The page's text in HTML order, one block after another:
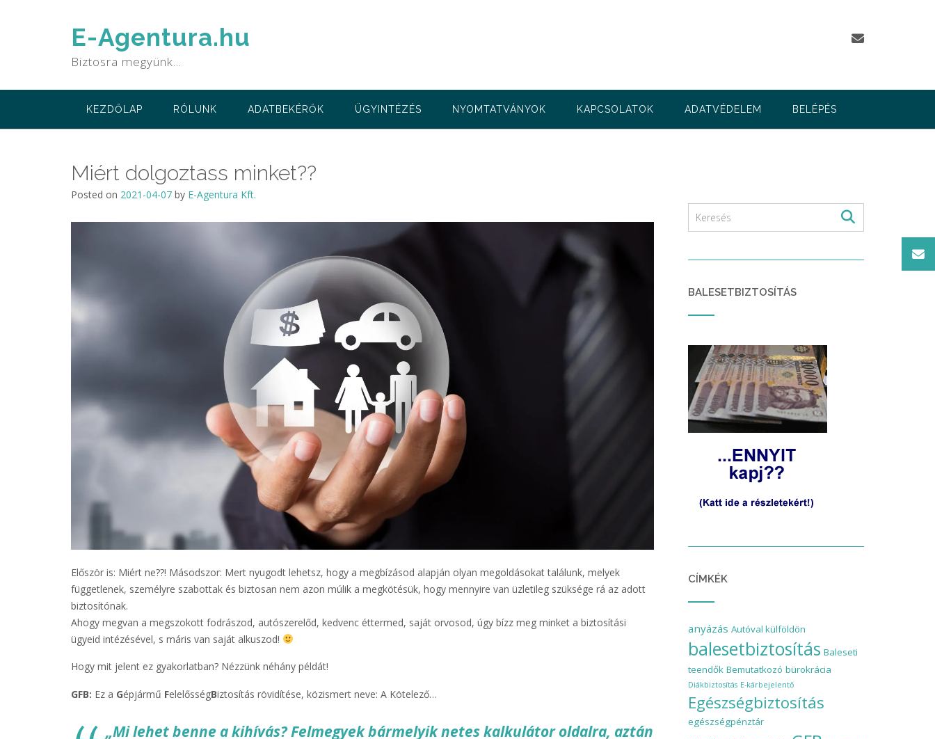
E-Agentura.hu
Biztosra megyünk…
KEZDŐLAP RÓLUNK ADATBEKÉRŐK ÜGYINTÉZÉS NYOMTATVÁNYOK KAPCSOLATOK ADATVÉDELEM BELÉPÉS
Miért dolgoztass minket??
Posted on 2021-04-07 by E-Agentura Kft.
Először is: Miért ne??! Másodszor: Mert nyugodt lehetsz, hogy a megbízásod alapján olyan megoldásokat találunk, melyek
függetlenek, személyre szabottak és biztosan nem azon múlik a megkötésük, hogy mennyire van üzletileg szüksége rá az adott
biztosítónak.
Ahogy megvan a megszokott fodrászod, autószerelőd, kedvenc éttermed, saját orvosod, úgy bízz meg minket a biztosítási
ügyeid intézésével, s máris van saját alkuszod!
Hogy mit jelent ez gyakorlatban? Nézzünk néhány példát!
GFB: Ez a Gépjármű FelelősségBiztosítás rövidítése, közismert neve: A Kötelező…
„Mi lehet benne a kihívás? Felmegyek bármelyik netes kalkulátor oldalra, aztán
BALESETBIZTOSÍTÁS
CÍMKÉK
anyázás Autóval külföldön
balesetbiztosítás Baleseti
teendők Bemutatkozó bürokrácia
Diákbiztosítás E-kárbejelentő
Egészségbiztosítás
egészségpénztár